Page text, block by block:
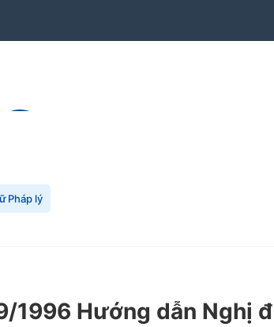
Pháp lý
Hướng dẫn Nghị